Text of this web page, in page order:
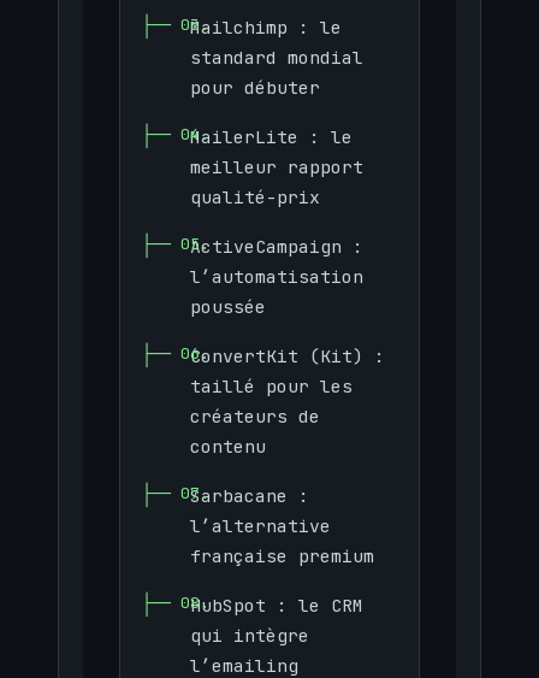
Mailchimp : le
standard mondial
pour débuter
MailerLite : le
meilleur rapport
qualité-prix
ActiveCampaign :
l’automatisation
poussée
ConvertKit (Kit) :
taillé pour les
créateurs de
contenu
Sarbacane :
l’alternative
française premium
HubSpot : le CRM
qui intègre
l’emailing